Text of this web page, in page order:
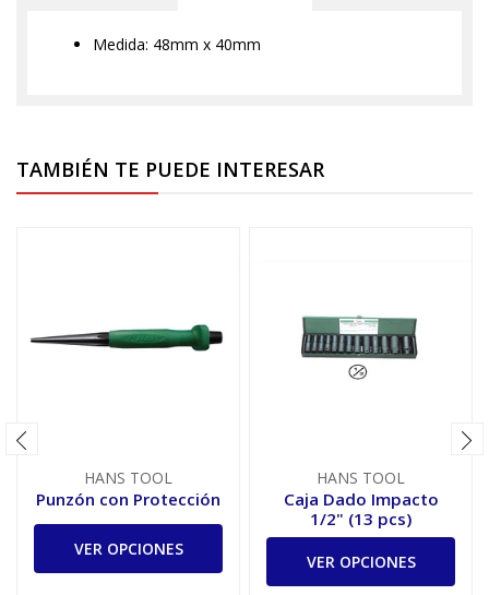
Medida: 48mm x 40mm
TAMBIÉN TE PUEDE INTERESAR
HANS TOOL
Punzón con Protección
VER OPCIONES
HANS TOOL
Caja Dado Impacto
1/2" (13 pcs)
VER OPCIONES